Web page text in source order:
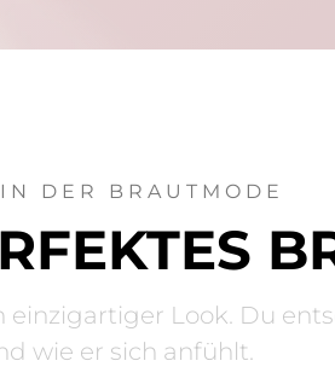
DER BRAUTMODE
Look. Du
wie er sich anfühlt.